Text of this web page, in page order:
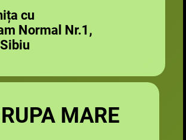
cu
Normal Nr.1,
MARE